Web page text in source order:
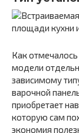
Как
модели
зависимому
варочной
приобретает
которую сам
экономия